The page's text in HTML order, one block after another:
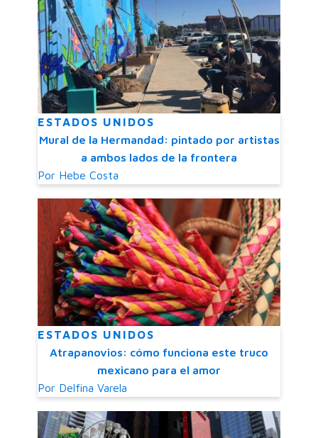
ESTADOS UNIDOS
Mural de la Hermandad: pintado por artistas
a ambos lados de la frontera
Por Hebe Costa
ESTADOS UNIDOS
Atrapanovios: cómo funciona este truco
mexicano para el amor
Por Delfina Varela